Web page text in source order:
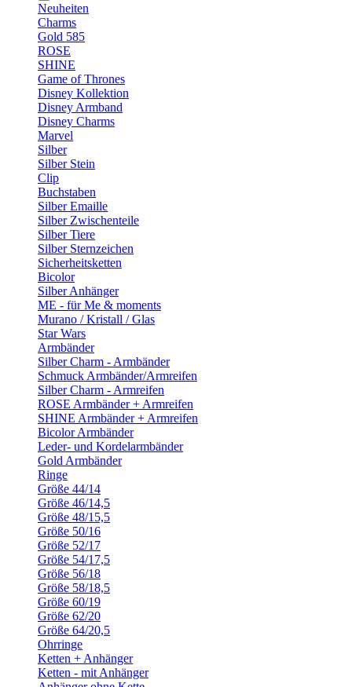
Neuheiten
Charms
Gold 585
ROSE
SHINE
Game of Thrones
Disney Kollektion
Disney Armband
Disney Charms
Marvel
Silber
Silber Stein
Clip
Buchstaben
Silber Emaille
Silber Zwischenteile
Silber Tiere
Silber Sternzeichen
Sicherheitsketten
Bicolor
Silber Anhänger
ME - für Me & moments
Murano / Kristall / Glas
Star Wars
Armbänder
Silber Charm - Armbänder
Schmuck Armbänder/Armreifen
Silber Charm - Armreifen
ROSE Armbänder + Armreifen
SHINE Armbänder + Armreifen
Bicolor Armbänder
Leder- und Kordelarmbänder
Gold Armbänder
Ringe
Größe 44/14
Größe 46/14,5
Größe 48/15,5
Größe 50/16
Größe 52/17
Größe 54/17,5
Größe 56/18
Größe 58/18,5
Größe 60/19
Größe 62/20
Größe 64/20,5
Ohrringe
Ketten + Anhänger
Ketten - mit Anhänger